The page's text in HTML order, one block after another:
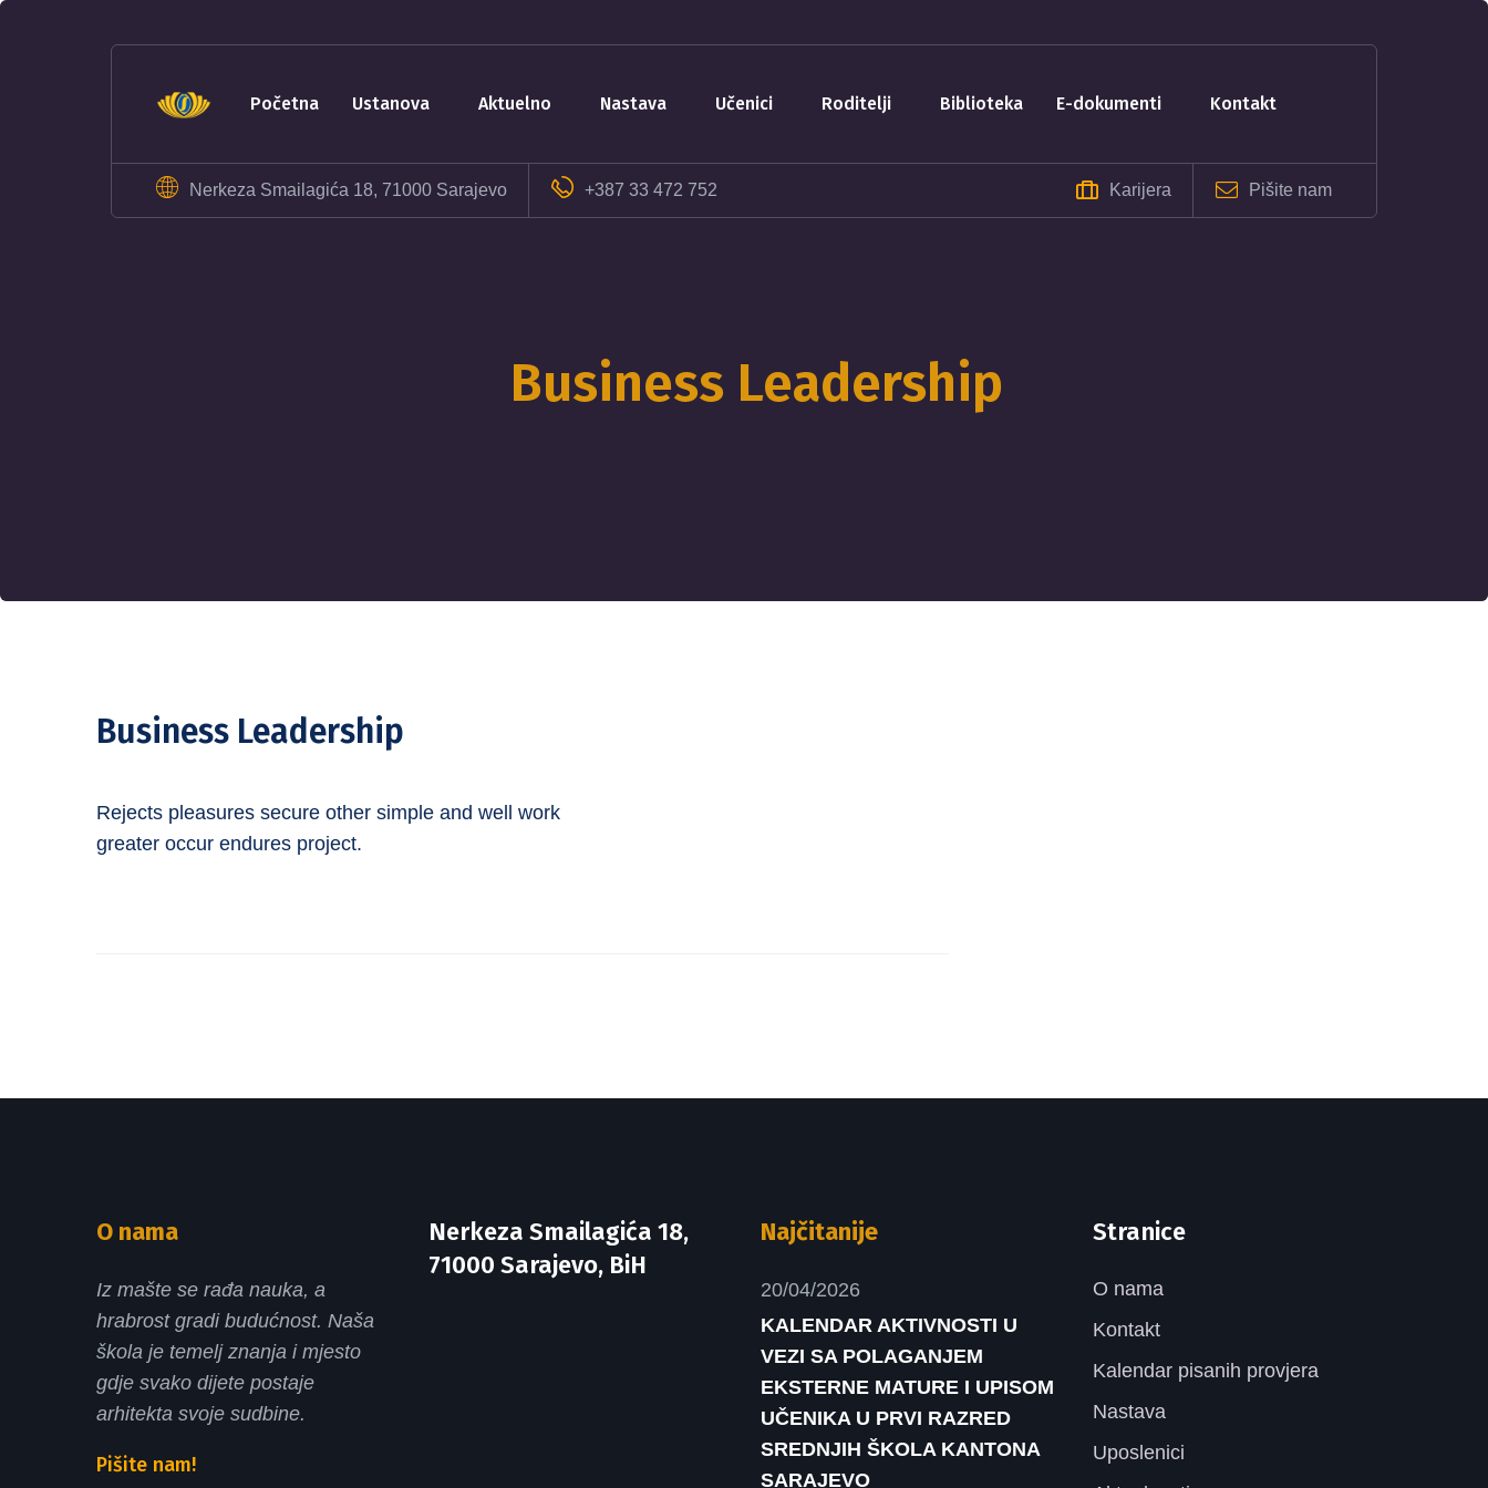
početna ustanova aktuelno nastava učenici roditelji biblioteka e-dokumenti kontakt
Nerkeza Smailagića 18, 71000 Sarajevo +387 33 472 752 Karijera Pišite nam
Business Leadership
Business Leadership
Rejects pleasures secure other simple and well work
greater occur endures project.
O nama
Iz mašte se rađa nauka, a
hrabrost gradi budućnost. Naša
škola je temelj znanja i mjesto
gdje svako dijete postaje
arhitekta svoje sudbine.
Pišite nam!
Nerkeza Smailagića 18,
71000 Sarajevo, BiH
Najčitanije
20/04/2026
KALENDAR AKTIVNOSTI U
VEZI SA POLAGANJEM
EKSTERNE MATURE I UPISOM
UČENIKA U PRVI RAZRED
SREDNJIH ŠKOLA KANTONA
SARAJEVO
Stranice
O nama
Kontakt
Kalendar pisanih provjera
Nastava
Uposlenici